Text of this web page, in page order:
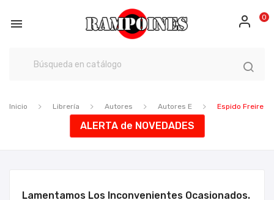
 0
Inicio Librería Autores Autores E Espido Freire
ALERTA de NOVEDADES
Lamentamos Los Inconvenientes Ocasionados.